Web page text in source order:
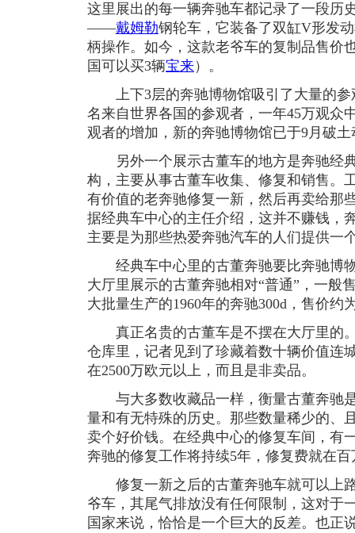
这里展出的每一辆奔驰车都记录了一段历
——戴姆勒钢轮车，它装备了双缸V形发
柄操作。如今，这款老爷车的复制品售价
国可以买3辆宝来）。
上下3层的奔驰博物馆吸引了大量的参
名来自世界各国的参观者，一年45万观众
观者的增加，新的奔驰博物馆已于9月破
另外一个展示古董车的地方是奔驰经
构，主要从事古董车收集、修复和销售。
有价值的老奔驰修复一新，然后再卖给那
据经典车中心的主任介绍，这并不赚钱，
主要是为那些热爱奔驰汽车的人们提供一
经典车中心里的古董奔驰要比奔驰博
大厅里展示的古董奔驰相对“普通”，一般
大批量生产的1960年的奔驰300d，售价约
真正名贵的古董车是不摆在大厅里的
仓库里，记者见到了珍藏着数十辆价值连
在2500万欧元以上，而且是非卖品。
与大多数收藏品一样，衡量古董奔驰
量和有无特殊的历史。那些数量稀少的、
卖个好价钱。在经典中心的修复车间，有
奔驰的修复工作将持续5年，修复费就在
修复一新之后的古董奔驰车就可以上
爷车，其尾气排放没有任何限制，这对于
国家来说，恰恰是一个巨大的反差。也正